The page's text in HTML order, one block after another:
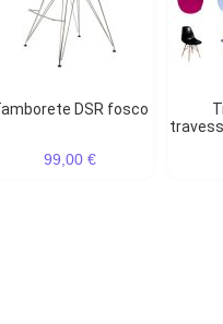
Tamborete DSR fosco
99,00 €
Travesseiro